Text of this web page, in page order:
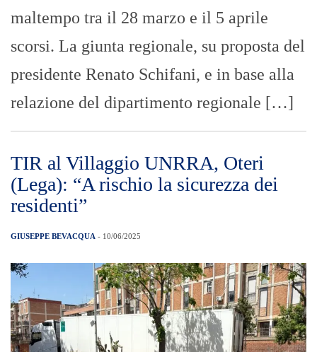
maltempo tra il 28 marzo e il 5 aprile
scorsi. La giunta regionale, su proposta del
presidente Renato Schifani, e in base alla
relazione del dipartimento regionale […]
TIR al Villaggio UNRRA, Oteri
(Lega): “A rischio la sicurezza dei
residenti”
GIUSEPPE BEVACQUA - 10/06/2025